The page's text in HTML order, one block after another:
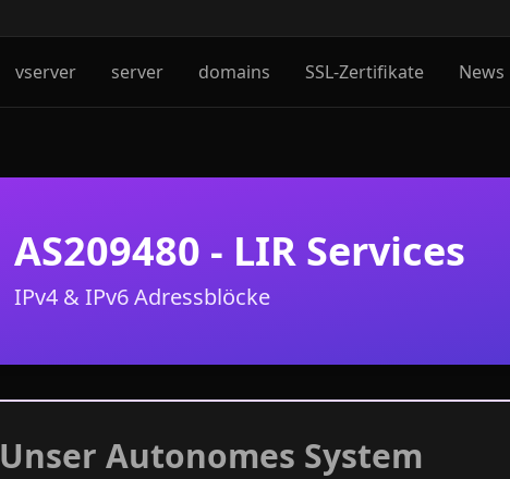
vserver server domains SSL-Zertifikate News
AS209480 - LIR Services
IPv4 & IPv6 Adressblöcke
Unser Autonomes System